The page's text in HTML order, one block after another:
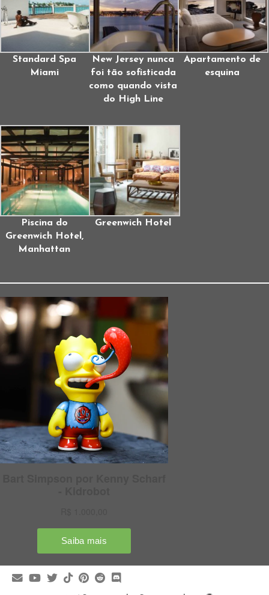
Standard Spa
Miami
New Jersey nunca
foi tão sofisticada
como quando vista
do High Line
Apartamento de
esquina
Piscina do
Greenwich Hotel,
Manhattan
Greenwich Hotel